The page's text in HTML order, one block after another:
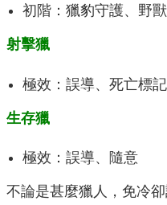
初階：獵豹守護、野
射擊獵
極效：誤導、死亡標
生存獵
極效：誤導、隨意
不論是甚麼獵人，免冷